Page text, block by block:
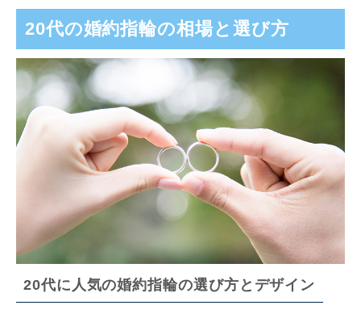
20代の婚約指輪の相場と選び方
20代に人気の婚約指輪の選び方とデザイン